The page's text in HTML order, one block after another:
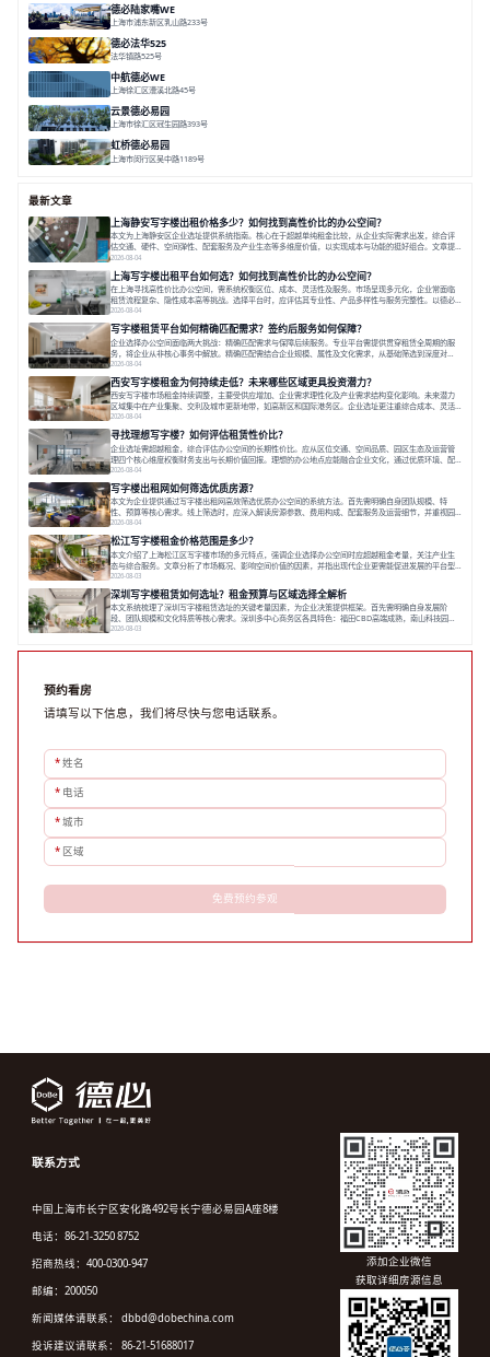
德必陆家嘴WE
上海市浦东新区乳山路233号
德必法华525
法华镇路525号
中航德必WE
上海徐汇区漕溪北路45号
云景德必易园
上海市徐汇区冠生园路393号
虹桥德必易园
上海市闵行区吴中路1189号
最新文章
上海静安写字楼出租价格多少？如何找到高性价比的办公空间？
本文为上海静安区企业选址提供系统指南。核心在于超越单纯租金比较，从企业实际需求出发，综合评
估交通、硬件、空间弹性、配套服务及产业生态等多维度价值，以实现成本与功能的挺好组合。文章提
出打破固定工位思维，采用精装灵活空间与共享配套以提升性价比，并通过不同规模企业的实际案例加
以说明。之后指出，专业运营服务商提供的稳定环境、社群活动与产业集聚等增值服务，是很大化空间
价值、助力企业成长的关键。对于许多在
2026-08-04
上海写字楼出租平台如何选？如何找到高性价比的办公空间？
在上海寻找高性价比办公空间，需系统权衡区位、成本、灵活性及服务。市场呈现多元化，企业常面临
租赁流程复杂、隐性成本高等挑战。选择平台时，应评估其专业性、产品多样性与服务完整性。以德必
为例，其提供从空间到生态的解决方案，通过特色园区、灵活产品和丰富配套，满足不同企业需求。企
业应明确自身需求，实地考察，选择能支持长期发展、提升竞争力的办公空间。在上海寻找合适的办公
空间，对于企业行政负责人、中小企业主
2026-08-04
写字楼租赁平台如何精确匹配需求？签约后服务如何保障？
企业选择办公空间面临两大挑战：精确匹配需求与保障后续服务。专业平台需提供贯穿租赁全周期的服
务，将企业从非核心事务中解放。精确匹配需结合企业规模、属性及文化需求，从基础筛选到深度对
接；签约后则需构建覆盖硬件运维、共享配套及专业物业的全周期保障体系。德必集团通过标准化服务
与个性化运营结合，以全国布局和产业生态圈为企业提供稳定支持，体现了从信息撮合到深度服务的能
力转变。在为企业寻找办公空间的过程中，
2026-08-04
西安写字楼租金为何持续走低？未来哪些区域更具投资潜力？
西安写字楼市场租金持续调整，主要受供应增加、企业需求理性化及产业需求结构变化影响。未来潜力
区域集中在产业集聚、交利及城市更新地带，如高新区和国际港务区。企业选址更注重综合成本、灵活
性与员工体验，倾向于提供全包式服务的办公空间。专业运营方通过空间优化与社群服务，助力企业成
长，推动市场向多元化、高性价比方向发展。近年来，西安写字楼市场呈现出租金持续调整的态势，这
一现象引发了的广泛关注。作为西部重要
2026-08-04
寻找理想写字楼？如何评估租赁性价比？
企业选址需超越租金，综合评估办公空间的长期性价比。应从区位交通、空间品质、园区生态及运营管
理四个核心维度权衡财务支出与长期价值回报。理想的办公地点应能融合企业文化，通过优质环境、配
套服务及社群资源赋能业务增长，实现成本与价值的平衡。对于许多正在成长或寻求稳定发展的企业而
言，寻找一处合适的办公空间是一项至关重要的决策。这不仅关系到团队的日常工作效率与协作氛围，
更直接影响着企业的品牌形象、运营成本
2026-08-04
写字楼出租网如何筛选优质房源？
本文为企业提供通过写字楼出租网高效筛选优质办公空间的系统方法。首先需明确自身团队规模、特
性、预算等核心需求。线上筛选时，应深入解读房源参数、费用构成、配套服务及运营细节，并重视园
区产业生态与交通区位价值。同时，需考察运营方的品牌背景与持续服务能力。完成线上初选后，必须
进行线下实地验证，核对空间实景、测试设施、感受园区氛围并确认合同条款，从而做出精确决策。在
数字化时代，写字楼出租网已成为企业寻找
2026-08-04
松江写字楼租金价格范围是多少？
本文介绍了上海松江区写字楼市场的多元特点，强调企业选择办公空间时应超越租金考量，关注产业生
态与综合服务。文章分析了市场概况、影响空间价值的因素，并指出现代企业更需能促进发展的平台型
空间。之后，以德必集团为例，说明运营方如何通过构建服务生态助力企业成长，建议企业系统评估需
求与长期价值，选择匹配的发展载体。对于许多寻求在上海松江区设立或扩展办公空间的企业而言，了
解该区域的写字楼市场概况是决策的首先
2026-08-03
深圳写字楼租赁如何选址？租金预算与区域选择全解析
本文系统梳理了深圳写字楼租赁选址的关键考量因素，为企业决策提供框架。首先需明确自身发展阶
段、团队规模和文化特质等核心需求。深圳多中心商务区各具特色：福田CBD高端成熟，南山科技园创
新活力强，前海具政策优势。除传统写字楼外，创意产业园注重生态与社群，适合文创、科技类企业。
款。选址是综合性战略决策，旨在让办公
2026-08-03
预约看房
请填写以下信息，我们将尽快与您电话联系。
*姓名
* 电话
*城市
* 区域
免费预约参观
联系方式
中国上海市长宁区安化路492号长宁德必易园A座8楼
电话：86-21-3250 8752
招商热线：400-0300-947
邮编：200050
新闻媒体请联系： dbbd@dobechina.com
投诉建议请联系： 86-21-51688017
添加企业微信
获取详细房源信息